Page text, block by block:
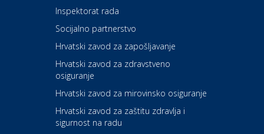
Auto-moto i tehnika
Zdravlje i osiguranje
Povoljnosti
Inspektorat rada
Socijalno partnerstvo
Hrvatski zavod za zapošljavanje
Hrvatski zavod za zdravstveno
osiguranje
Hrvatski zavod za mirovinsko osiguranje
Hrvatski zavod za zaštitu zdravlja i
sigurnost na radu